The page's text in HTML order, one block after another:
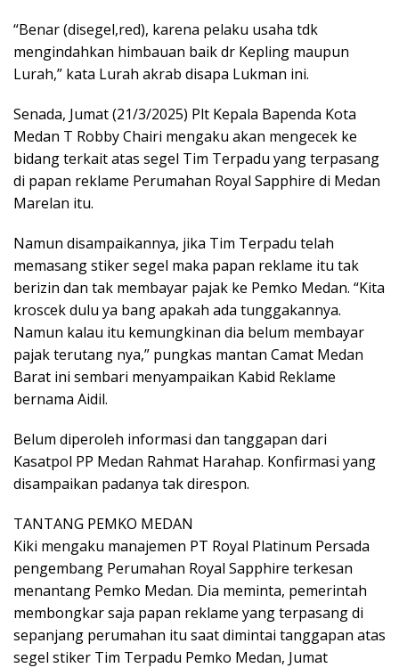
“Benar (disegel,red), karena pelaku usaha tdk
mengindahkan himbauan baik dr Kepling maupun
Lurah,” kata Lurah akrab disapa Lukman ini.
Senada, Jumat (21/3/2025) Plt Kepala Bapenda Kota
Medan T Robby Chairi mengaku akan mengecek ke
bidang terkait atas segel Tim Terpadu yang terpasang
di papan reklame Perumahan Royal Sapphire di Medan
Marelan itu.
Namun disampaikannya, jika Tim Terpadu telah
memasang stiker segel maka papan reklame itu tak
berizin dan tak membayar pajak ke Pemko Medan. “Kita
kroscek dulu ya bang apakah ada tunggakannya.
Namun kalau itu kemungkinan dia belum membayar
pajak terutang nya,” pungkas mantan Camat Medan
Barat ini sembari menyampaikan Kabid Reklame
bernama Aidil.
Belum diperoleh informasi dan tanggapan dari
Kasatpol PP Medan Rahmat Harahap. Konfirmasi yang
disampaikan padanya tak direspon.
TANTANG PEMKO MEDAN
Kiki mengaku manajemen PT Royal Platinum Persada
pengembang Perumahan Royal Sapphire terkesan
menantang Pemko Medan. Dia meminta, pemerintah
membongkar saja papan reklame yang terpasang di
sepanjang perumahan itu saat dimintai tanggapan atas
segel stiker Tim Terpadu Pemko Medan, Jumat